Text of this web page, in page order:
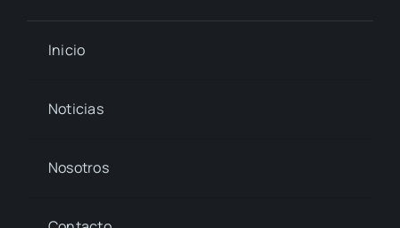
Inicio
Noticias
Nosotros